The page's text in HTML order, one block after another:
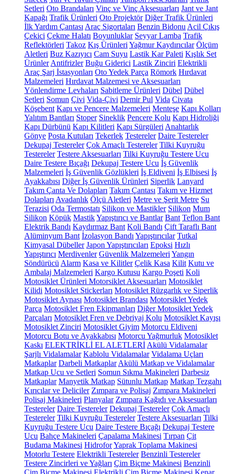
Setleri Oto Brandaları Vinç ve Vinç Aksesuarları Jant ve Jant
Kapağı Trafik Ürünleri Oto Projektör Diğer Trafik Ürünleri
İlk Yardım Çantası Araç Sigortaları Benzin Bidonu Acil Çıkış
Çekici Çekme Halatı Boyunluklar Seyyar Lamba Trafik
Reflektörleri Takoz Kış Ürünleri Yağmur Kaydırıcılar Ölçüm
Aletleri Buz Kazıyıcı Cam Suyu Lastik Kar Paleti Kışlık Set
Ürünler Antifrizler Buğu Giderici Lastik Zinciri Elektrikli
Araç Şarj İstasyonları Oto Yedek Parça Römork Hırdavat
Malzemeleri Hırdavat Malzemesi ve Aksesuarları
Yönlendirme Levhaları Sabitleme Ürünleri Dübel Dübel
Setleri Somun Çivi Vida-Çivi Demir Pul Vida Civata
Köşebent Kapı ve Pencere Malzemeleri Menteşe Kapı Kolları
Yalıtım Bantları Stoper Sineklik Pencere Kolu Kapı Hidroliği
Kapı Dürbünü Kapı Kilitleri Kapı Sürgüleri Anahtarlık
Gönye Posta Kutuları Tekerlek Testereler Daire Testereler
Dekupaj Testereler Çok Amaçlı Testereler Tilki Kuyruğu
Testereler Testere Aksesuarları Tilki Kuyruğu Testere Ucu
Daire Testere Bıçağı Dekupaj Testere Ucu İş Güvenlik
Malzemeleri İş Güvenlik Gözlükleri İş Eldiveni İş Elbisesi İş
Ayakkabısı Diğer İş Güvenlik Ürünleri Siperlik Lanyard
Takım Çanta Ve Dolapları Takım Çantası Takım ve Hizmet
Dolapları Avadanlık Ölçü Aletleri Metre ve Şerit Metre Su
Terazisi Oda Termostatı Silikon ve Mastikler Silikon Mum
Silikon Köpük MastikYapıştırıcı ve Bantlar Bant Teflon Bant
Elektrik Bandı Kaydırmaz Bant Koli Bandı Çift Taraflı Bant
Alüminyum Bant İzolasyon Bandı Yapıştırıcılar Tutkal
Kimyasal Dübeller Japon Yapıştırıcıları Epoksi Hızlı
Yapıştırıcı Merdivenler Güvenlik Malzemeleri Yangın
Söndürücü Alarm Kasa ve Kilitler Çelik Kasa Kilit Kutu ve
Ambalaj Malzemeleri Kargo Kutusu Kargo Poşeti Koli
Motosiklet Ürünleri Motorsiklet Aksesuarları Motosiklet
Kilidi Motosiklet Stickerları Motosiklet Rüzgarlık ve Siperlik
Motosiklet Aynası Motosiklet Brandası Motorsiklet Yedek
Parça Motosiklet Fren Ekipmanları Diğer Motosiklet Yedek
Parçaları Motosiklet Fren ve Debriyaj Kolu Motosiklet Kayışı
Motosiklet Zinciri Motosiklet Giyim Motorcu Eldiveni
Motorcu Botu ve Ayakkabısı Motorcu Yağmurluk Motosiklet
Kaskı ELEKTRİKLİ EL ALETLERİ Akülü Vidalamalar
Şarjlı Vidalamalar Kablolu Vidalamalar Vidalama Uçları
Matkaplar Darbeli Matkaplar Akülü Matkap ve Vidalamalar
Matkap Ucu ve Setleri Somun Sıkma Makineleri Darbesiz
Matkaplar Manyetik Matkap Sütunlu Matkap Matkap Tezgahı
Kırıcılar ve Deliciler Zımpara ve Polisaj Zımpara Makineleri
Polisaj Makineleri Planyalar Zımpara Kağıdı ve Aksesuarları
Testereler Daire Testereler Dekupaj Testereler Çok Amaçlı
Testereler Tilki Kuyruğu Testereler Testere Aksesuarları Tilki
Kuyruğu Testere Ucu Daire Testere Bıçağı Dekupaj Testere
Ucu Bahçe Makineleri Çapalama Makinesi Tırpan Çit
Budama Makinesi HidroforYaprak Toplama Makinesi
Motorlu Testere Elektrikli Testereler Benzinli Testereler
Testere Zincirleri ve Yağları Çim Biçme Makinesi Benzinli
Çim Biçme Makinesi Elektrikli Çim Biçme Makinesi Kenar